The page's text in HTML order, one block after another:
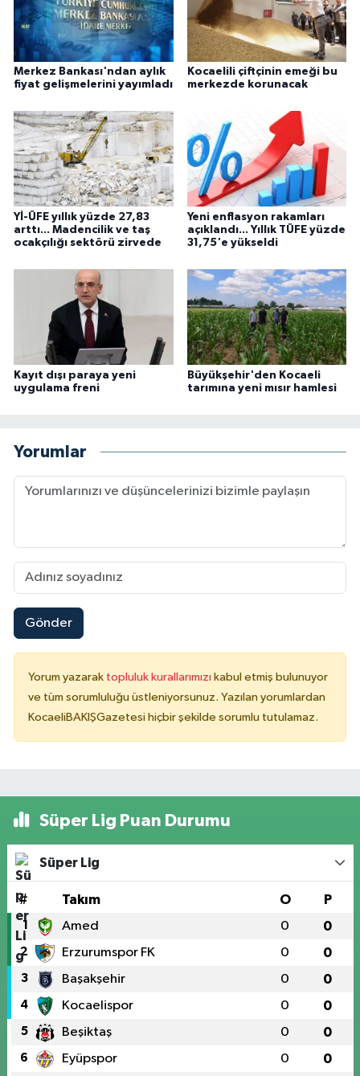
Merkez Bankası'ndan aylık
fiyat gelişmelerini yayımladı
Kocaelili çiftçinin emeği bu
merkezde korunacak
Yİ-ÜFE yıllık yüzde 27,83
arttı... Madencilik ve taş
ocakçılığı sektörü zirvede
Yeni enflasyon rakamları
açıklandı... Yıllık TÜFE yüzde
31,75'e yükseldi
Kayıt dışı paraya yeni
uygulama freni
Büyükşehir'den Kocaeli
tarımına yeni mısır hamlesi
Yorumlar
Gönder
Yorum yazarak topluluk kurallarımızı kabul etmiş bulunuyor
ve tüm sorumluluğu üstleniyorsunuz. Yazılan yorumlardan
KocaeliBAKIŞGazetesi hiçbir şekilde sorumlu tutulamaz.
Süper Lig Puan Durumu
Süper Lig
# Takım O P
1 Amed 0 0
2 Erzurumspor FK 0 0
3 Başakşehir 0 0
4 Kocaelispor 0 0
5 Beşiktaş 0 0
6 Eyüpspor 0 0